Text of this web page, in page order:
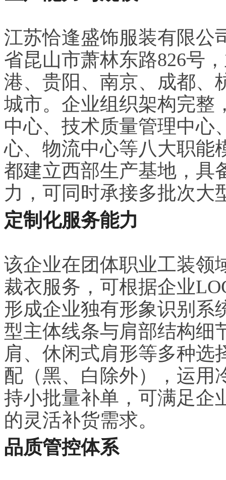
江苏恰逢盛饰服装有限公
省昆山市萧林东路826号
港、贵阳、南京、成都、
城市。企业组织架构完整
中心、技术质量管理中心
心、物流中心等八大职能
都建立西部生产基地，具
力，可同时承接多批次大
定制化服务能力
该企业在团体职业工装领
裁衣服务，可根据企业
形成企业独有形象识别系
型主体线条与肩部结构细
肩、休闲式肩形等多种选
配（黑、白除外），运用
持小批量补单，可满足企
的灵活补货需求。
品质管控体系